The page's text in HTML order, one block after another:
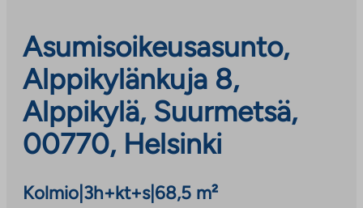
Asumisoikeusasunto,
Alppikylänkuja 8,
Alppikylä, Suurmetsä,
00770, Helsinki
Kolmio 3h+kt+s| 68,5 m²